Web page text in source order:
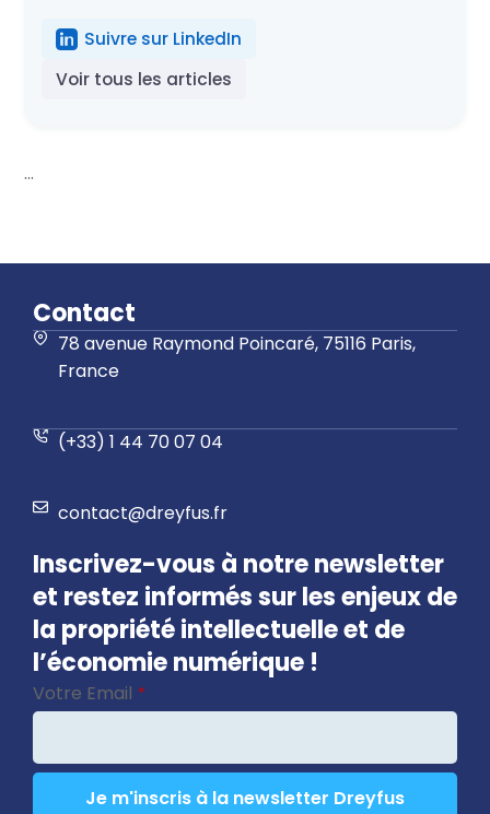
Suivre sur LinkedIn
Voir tous les articles
...
Contact
78 avenue Raymond Poincaré, 75116 Paris,
France
(+33) 1 44 70 07 04
contact@dreyfus.fr
Inscrivez-vous à notre newsletter
et restez informés sur les enjeux de
la propriété intellectuelle et de
l’économie numérique !
Votre Email *
Je m'inscris à la newsletter Dreyfus